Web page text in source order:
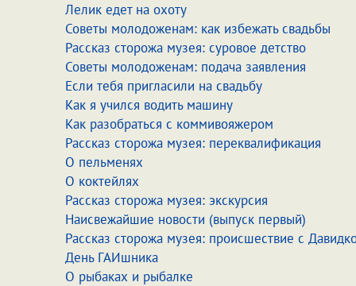
Лелик едет на охоту
Советы молодоженам: как избежать свадьбы
Рассказ сторожа музея: суровое детство
Советы молодоженам: подача заявления
Если тебя пригласили на свадьбу
Как я учился водить машину
Как разобраться с коммивояжером
Рассказ сторожа музея: переквалификация
О пельменях
О коктейлях
Рассказ сторожа музея: экскурсия
Наисвежайшие новости (выпуск первый)
Рассказ сторожа музея: происшествие с
День ГАИшника
О рыбаках и рыбалке